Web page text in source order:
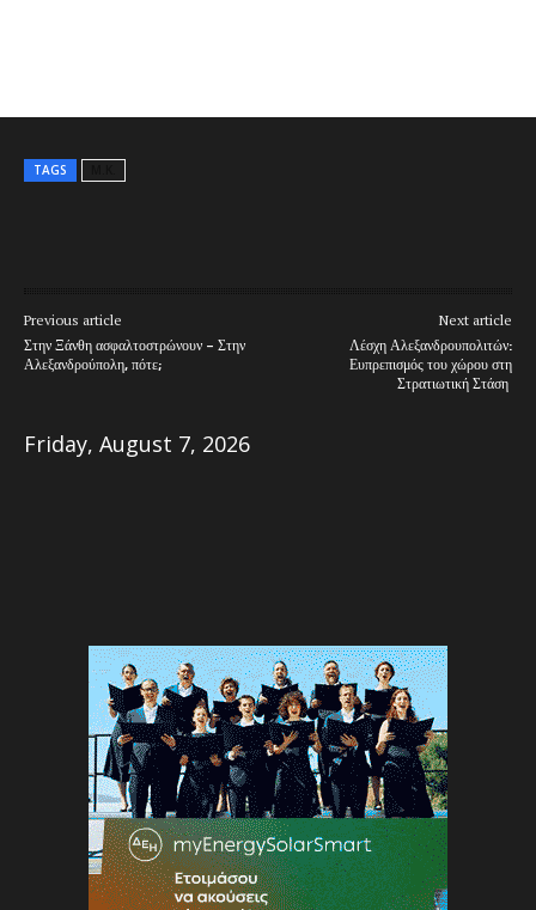
TAGS
Previous article
Στην Ξάνθη ασφαλτοστρώνουν – Στην
Αλεξανδρούπολη, πότε;
Next article
Λέσχη Αλεξανδρουπολιτών:
Ευπρεπισμός του χώρου στη
Στρατιωτική Στάση
Friday, August 7, 2026